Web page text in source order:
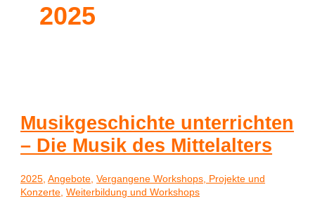
2025
Musikgeschichte unterrichten
– Die Musik des Mittelalters
2025,Angebote,Vergangene Workshops, Projekte und
Konzerte,Weiterbildung und Workshops